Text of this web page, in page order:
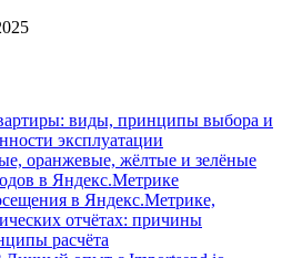
виды, принципы выбора и
эксплуатации
оранжевые, жёлтые и зелёные
в Яндекс.Метрике
в Яндекс.Метрике,
отчётах: причины
расчёта